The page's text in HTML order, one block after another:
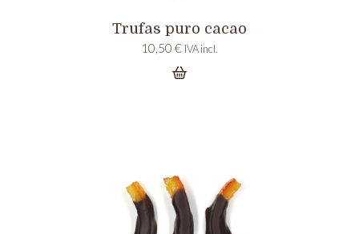
Trufas puro cacao
10,50 € IVA incl.